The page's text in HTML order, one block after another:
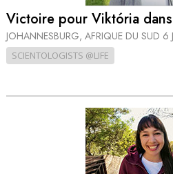
Victoire pour Viktória
JOHANNESBURG, AFRIQUE DU SUD 6
SCIENTOLOGISTS @LIFE